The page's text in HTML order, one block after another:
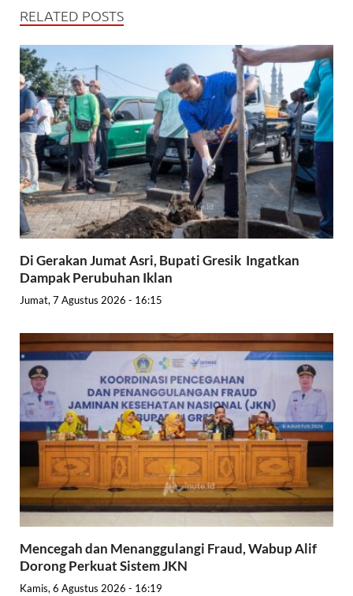
RELATED POSTS
Di Gerakan Jumat Asri, Bupati Gresik Ingatkan
Dampak Perubuhan Iklan
Jumat, 7 Agustus 2026 - 16:15
Mencegah dan Menanggulangi Fraud, Wabup Alif
Dorong Perkuat Sistem JKN
Kamis, 6 Agustus 2026 - 16:19